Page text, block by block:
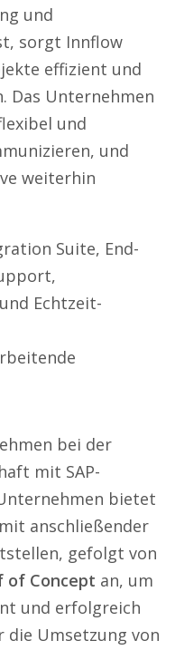
und
sorgt Innflow
effizient und
Das Unternehmen
und
und
weiterhin
Suite, End-
Echtzeit-
bei der
mit SAP-
bietet
mit anschließender
gefolgt von
of Concept an, um
und erfolgreich
die Umsetzung von